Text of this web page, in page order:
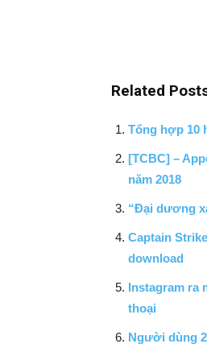
Related
Tổng hợp 10
[TCBC] –
năm 2018
“Đại dương
Captain
download
Instagram ra
thoại
Người dùng